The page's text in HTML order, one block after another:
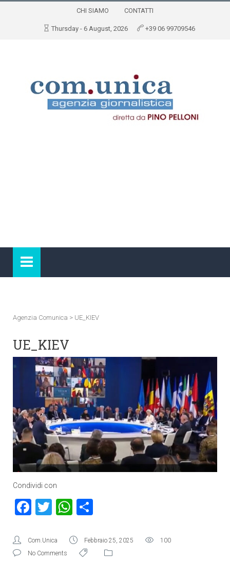
CHI SIAMO CONTATTI
Thursday - 6 August, 2026 +39 06 99709546
Agenzia Comunica > UE_KIEV
UE_KIEV
Condividi con
Facebook
TwitterWhatsApp
Com.Unica Febbraio 25, 2025
100
No Comments